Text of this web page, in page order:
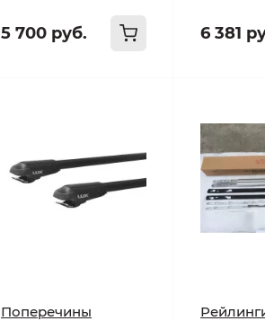
5 700 руб. 6 381
Поперечины